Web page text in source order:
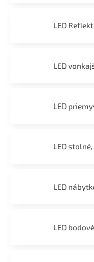
LED
LED
LED
LED
LED
LED